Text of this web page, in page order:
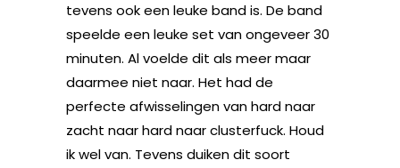
tevens ook een leuke band is. De band
speelde een leuke set van ongeveer 30
minuten. Al voelde dit als meer maar
daarmee niet naar. Het had de
perfecte afwisselingen van hard naar
zacht naar hard naar clusterfuck. Houd
ik wel van. Tevens duiken dit soort